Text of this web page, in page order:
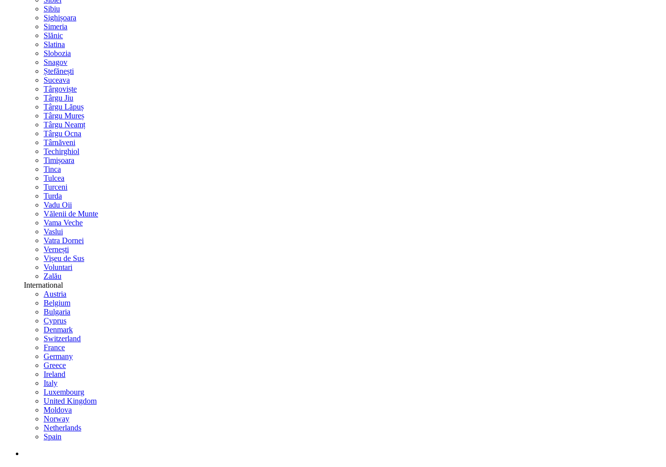
Sibiu
Sighișoara
Simeria
Slănic
Slatina
Slobozia
Snagov
Ștefănești
Suceava
Târgoviște
Târgu Jiu
Târgu Lăpuș
Târgu Mureș
Târgu Neamț
Târgu Ocna
Târnăveni
Techirghiol
Timișoara
Tinca
Tulcea
Turceni
Turda
Vadu Oii
Vălenii de Munte
Vama Veche
Vaslui
Vatra Dornei
Vernești
Vișeu de Sus
Voluntari
Zalău
International
Austria
Belgium
Bulgaria
Cyprus
Denmark
Switzerland
France
Germany
Greece
Ireland
Italy
Luxembourg
United Kingdom
Moldova
Norway
Netherlands
Spain